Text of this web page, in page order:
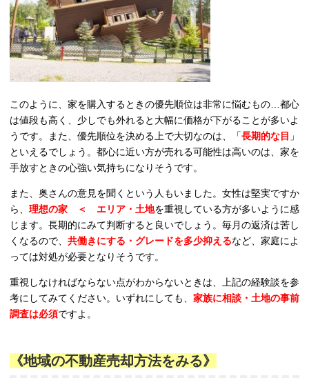
このように、家を購入するときの優先順位は非常に悩むもの…都心
は値段も高く、少しでも外れると大幅に価格が下がることが多いよ
うです。また、優先順位を決める上で大切なのは、「長期的な目 」
といえるでしょう。都心に近い方が売れる可能性は高いのは、家を
手放すときの心強い気持ちになりそうです。
また、奥さんの意見を聞くという人もいました。女性は堅実ですか
ら、 理想の家 ＜ エリア・土地を重視している方が多いように感
じます。長期的にみて判断すると良いでしょう。毎月の返済は苦し
くなるので、 共働きにする・グレードを多少抑えるなど、家庭によ
っては対処が必要となりそうです。
重視しなければならない点がわからないときは、上記の経験談を参
考にしてみてください。いずれにしても、 家族に相談・土地の事前
調査は必須ですよ。
《地域の不動産売却方法をみる》